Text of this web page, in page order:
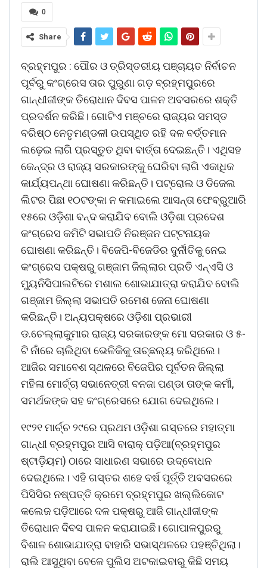
0
Share
ବ୍ରହ୍ମପୁର : ପୌର ଓ ତ୍ରିସ୍ତରୀୟ ପଞ୍ଚାୟତ ନିର୍ବାଚନ
ପୂର୍ବରୁ କଂଗ୍ରେସ ତାର ପୁରୁଣା ଗଡ଼ ବ୍ରହ୍ମପୁରରେ
ଗାନ୍ଧୀଜୀଙ୍କ ତିରୋଧାନ ଦିବସ ପାଳନ ଅବସରରେ ଶକ୍ତି
ପ୍ରଦର୍ଶନ କରିଛି। ଗୋଟିଏ ମଞ୍ଚରେ ରାଜ୍ୟର ସମସ୍ତ
ବରିଷ୍ଠ ନେତୃ‌ମଣ୍ଡଳୀ ଉପସ୍ଥିତ ରହି ଦଳ ବର୍ତ୍ତମାନ
ଲଢ଼େଇ ଲାଗି ପ୍ରସ୍ତୁତ ଥିବା ବାର୍ତ୍ତା ଦେଇଛନ୍ତି। ଏଥିସହ
କେନ୍ଦ୍ର ଓ ରାଜ୍ୟ ସରକାରଙ୍କୁ ଘେରିବା ଲାଗି ଏକାଧିକ
କାର୍ଯ୍ୟପନ୍ଥା ଘୋଷଣା କରିଛନ୍ତି। ପଟ୍ରୋଲ ଓ ଡିଜେଲ
ଲିଟର ପିଛା ୧୦ଟଙ୍କା ନ କମାଇଲେ ଆସନ୍ତା ଫେବ୍ରୁଆରି
୧୫ରେ ଓଡ଼ିଶା ବନ୍ଦ କରାଯିବ ବୋଲି ଓଡ଼ିଶା ପ୍ରଦେଶ
କଂଗ୍ରେସ କମିଟି ସଭାପତି ନିରଞ୍ଜନ ପଟ୍ଟନାୟକ
ଘୋଷଣା କରିଛନ୍ତି। ବିଜେପି-ବିଜେଡିର ଦୁର୍ନୀତିକୁ ନେଇ
କଂଗ୍ରେସ ପକ୍ଷରୁ ଗଞ୍ଜାମ ଜିଲ୍ଲାର ପ୍ରତି ଏନ୍‌ଏସି ଓ
ମ୍ୟୁନିସିପାଲଟିରେ ମଶାଲ ଶୋଭାଯାତ୍ରା କରାଯିବ ବୋଲି
ଗଞ୍ଜାମ ଜିଲ୍ଲା ସଭାପତି ରମେଶ ଜେନା ଘୋଷଣା
କରିଛନ୍ତି। ଅନ୍ୟପକ୍ଷରେ ଓଡ଼ିଶା ପ୍ରଭାରୀ
ଡ.ଚେଲ୍ଲାକୁମାର ରାଜ୍ୟ ସରକାରଙ୍କ ମୋ ସରକାର ଓ ୫-
ଟି ନାଁରେ ଚାଲିଥିବା ଭେଳିକିକୁ ତାଚ୍ଛଲ୍ୟ କରିଥିଲେ।
ଆଜିର ସମାବେଶ ସ୍ଥଳରେ ବିଜେପିର ପୂର୍ବତନ ଜିଲ୍ଲା
ମହିଳା ମୋର୍ଚ୍ଚା ସଭାନେତ୍ରୀ ବନଜା ପଣ୍ଡା ତାଙ୍କ କର୍ମୀ,
ସମର୍ଥକଙ୍କ ସହ କଂଗ୍ରେସରେ ଯୋଗ ଦେଇଥିଲେ।
୧୯୨୧ ମାର୍ଚ୍ଚ ୨୯ରେ ପ୍ରଥମ ଓଡ଼ିଶା ଗସ୍ତରେ ମହାତ୍ମା
ଗାନ୍ଧୀ ବ୍ରହ୍ମପୁର ଆସି ବାରାକ୍‌ ପଡ଼ିଆ(ବ୍ରହ୍ମପୁର
ଷ୍ଟାଡ଼ିୟମ) ଠାରେ ସାଧାରଣ ସଭାରେ ଉଦ୍‌ବୋଧନ
ଦେଇଥିଲେ। ଏହି ଗସ୍ତର ଶହେ ବର୍ଷ ପୂର୍ତ୍ତି ଅବସରରେ
ପିସିସିର ନଷ୍ପତ୍ତି କ୍ରମେ ବ୍ରହ୍ମପୁର ଖଲ୍ଲିକୋଟ
କଲେଜ ପଡ଼ିଆରେ ଦଳ ପକ୍ଷରୁ ଆଜି ଗାନ୍ଧୀଜୀଙ୍କ
ତିରୋଧାନ ଦିବସ ପାଳନ କରାଯାଇଛି। ଗୋପାଳପୁରରୁ
ବିଶାଳ ଶୋଭାଯାତ୍ରା ବାହାରି ସଭାସ୍ଥଳରେ ପହଞ୍ଚିଥିଲା।
ରାଲି ଆସୁଥିବା ବେଳେ ପୁଲିସ ଅଟକାଇବାରୁ କିଛି ସମୟ